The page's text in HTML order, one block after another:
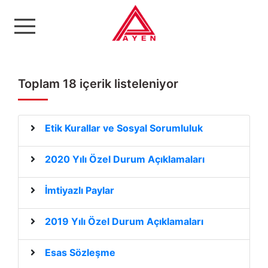
Ayen Enerji A.Ş
Toplam 18 içerik listeleniyor
Etik Kurallar ve Sosyal Sorumluluk
2020 Yılı Özel Durum Açıklamaları
İmtiyazlı Paylar
2019 Yılı Özel Durum Açıklamaları
Esas Sözleşme